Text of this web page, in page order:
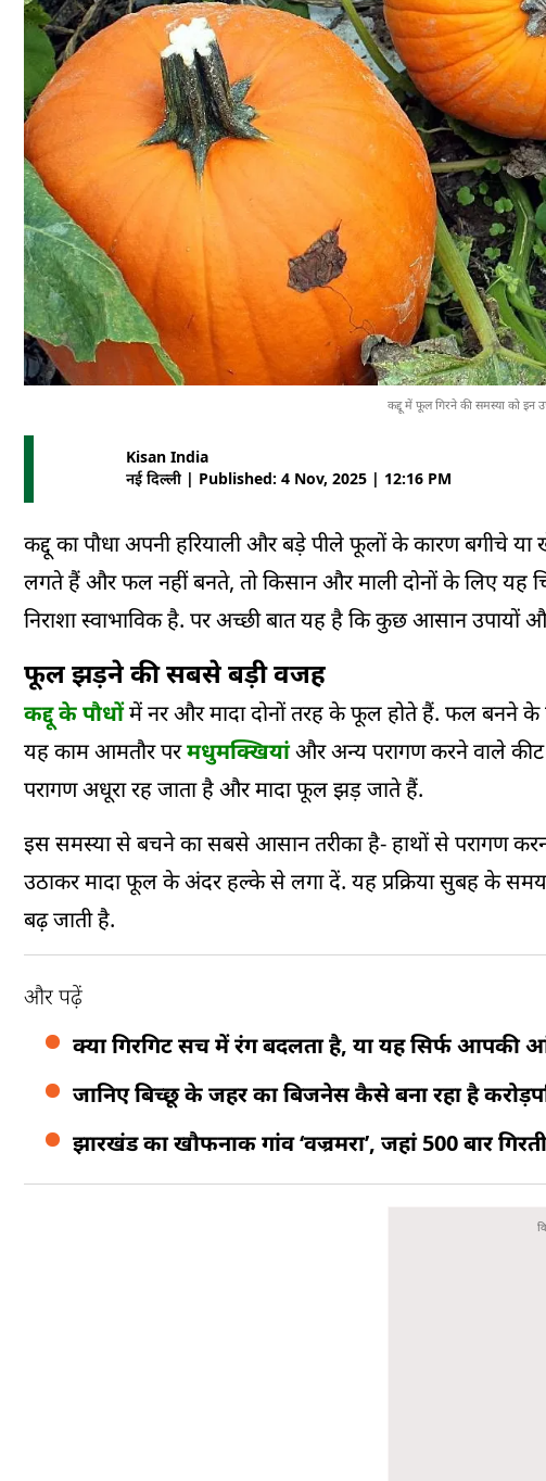
कद्दू में फूल गिरने की समस्या को
Kisan India
नई दिल्ली | Published: 4 Nov, 2025 | 12:16 PM
कद्दू का पौधा अपनी हरियाली और बड़े पीले फूलों के कारण बगीचे
लगते हैं और फल नहीं बनते, तो किसान और माली दोनों के लिए यह
निराशा स्वाभाविक है. पर अच्छी बात यह है कि कुछ आसान
फूल झड़ने की सबसे बड़ी वजह
कद्दू के पौधोंमें नर और मादा दोनों तरह के फूल होते हैं. फल बनने के
यह काम आमतौर परमधुमक्खियांऔर अन्य परागण करने वाले
परागण अधूरा रह जाता है और मादा फूल झड़ जाते हैं.
इस समस्या से बचने का सबसे आसान तरीका है- हाथों से परागण
उठाकर मादा फूल के अंदर हल्के से लगा दें. यह प्रक्रिया सुबह के
बढ़ जाती है.
और पढ़ें
क्या गिरगिट सच में रंग बदलता है, या यह सिर्फ आपकी
जानिए बिच्छू के जहर का बिजनेस कैसे बना रहा है
झारखंड का खौफनाक गांव ‘वज्रमरा’, जहां 500 बार